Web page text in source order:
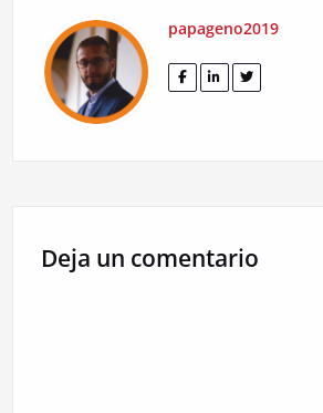
papageno2019
Deja un comentario